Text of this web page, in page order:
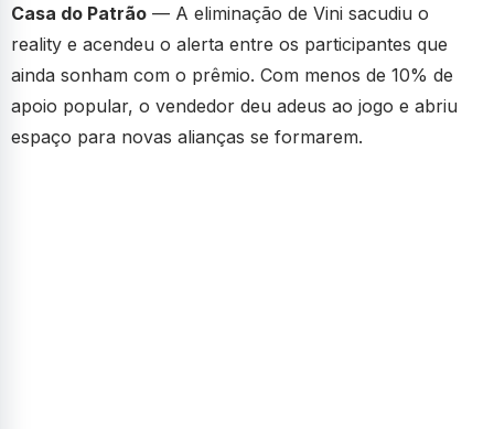
Casa do Patrão — A eliminação de Vini sacudiu o
reality e acendeu o alerta entre os participantes que
ainda sonham com o prêmio. Com menos de 10% de
apoio popular, o vendedor deu adeus ao jogo e abriu
espaço para novas alianças se formarem.